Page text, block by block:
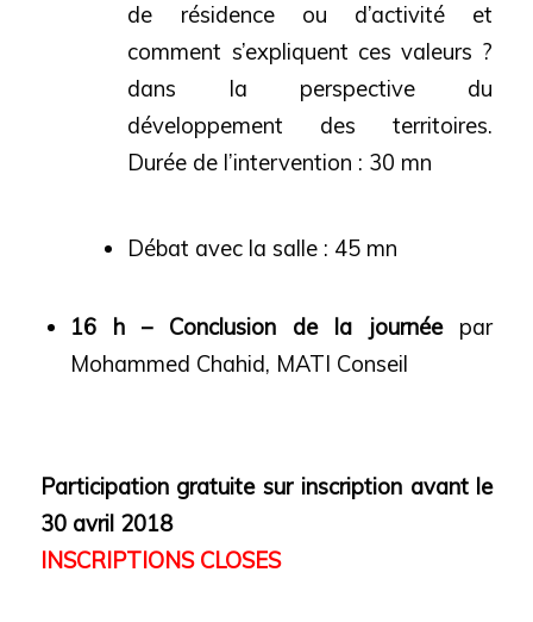
de résidence ou d’activité et
comment s’expliquent ces valeurs ?
dans la perspective du
développement des territoires.
Durée de l’intervention : 30 mn
Débat avec la salle : 45 mn
16 h – Conclusion de la journée par
Mohammed Chahid, MATI Conseil
Participation gratuite sur inscription avant le
30 avril 2018
INSCRIPTIONS CLOSES